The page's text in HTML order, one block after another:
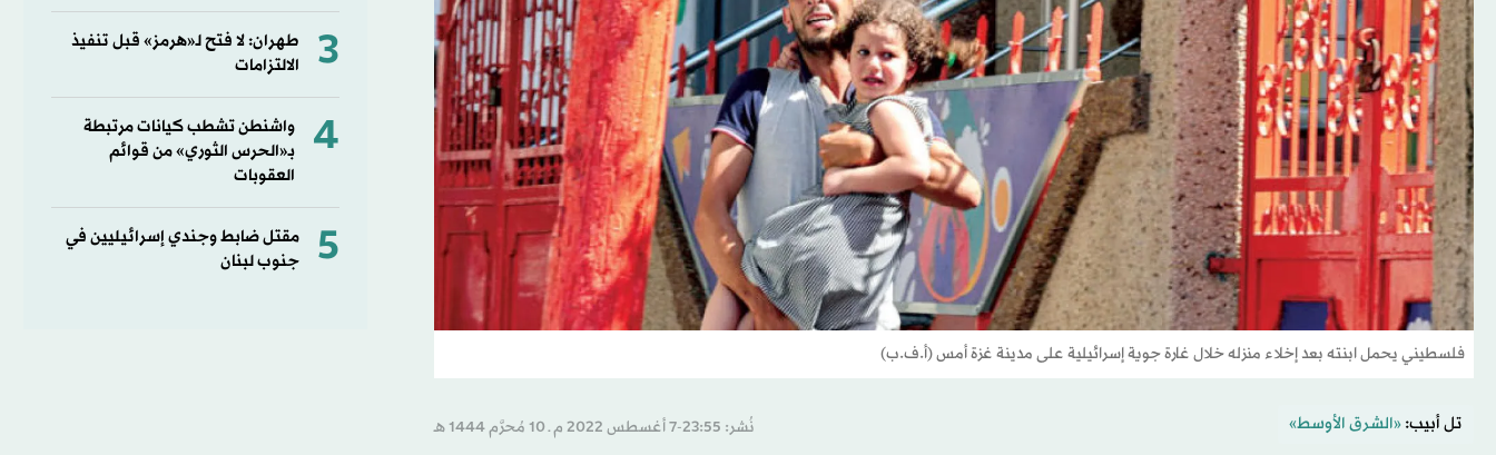
فلسطيني يحمل ابنته بعد إخلاء منزله خلال غارة جوية إسرائيلية على مدينة غزة أمس (أ.ف.ب)
تل أبيب: «الشرق الأوسط» نُشر: 23:55-7 أغسطس 2022 م ـ 10 مُحرَّم 1444 هـ
3
طهران: لا فتح لـ«هرمز» قبل تنفيذ
الالتزامات
4
واشنطن تشطب كيانات مرتبطة
بـ«الحرس الثوري» من قوائم
العقوبات
5
مقتل ضابط وجندي إسرائيليين في
جنوب لبنان